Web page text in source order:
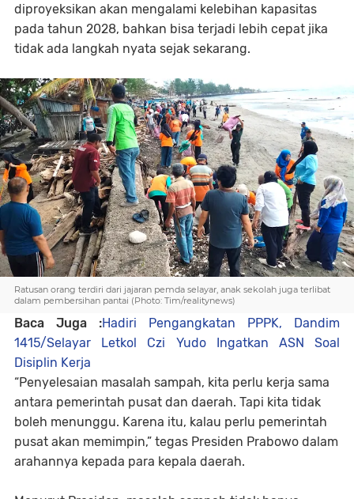
diproyeksikan akan mengalami kelebihan kapasitas
pada tahun 2028, bahkan bisa terjadi lebih cepat jika
tidak ada langkah nyata sejak sekarang.
Ratusan orang terdiri dari jajaran pemda selayar, anak sekolah juga terlibat
dalam pembersihan pantai (Photo: Tim/realitynews)
Baca Juga :Hadiri Pengangkatan PPPK, Dandim
1415/Selayar Letkol Czi Yudo Ingatkan ASN Soal
Disiplin Kerja
“Penyelesaian masalah sampah, kita perlu kerja sama
antara pemerintah pusat dan daerah. Tapi kita tidak
boleh menunggu. Karena itu, kalau perlu pemerintah
pusat akan memimpin,” tegas Presiden Prabowo dalam
arahannya kepada para kepala daerah.